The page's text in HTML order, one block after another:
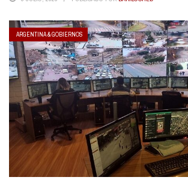
ARGENTINA & GOBIERNOS